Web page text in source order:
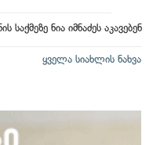
ნია იმნაძეს აკავებენ
ყველა სიახლის ნახვა